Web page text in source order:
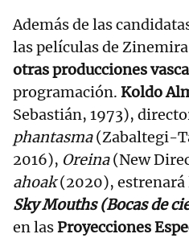
Además de las
las películas de
otras producciones
programación. Koldo
Sebastián, 1973),
phantasma(Zabaltegi-
2016), Oreina(New
ahoak(2020), estrenará
Sky Mouths (Bocas de
en lasProyecciones